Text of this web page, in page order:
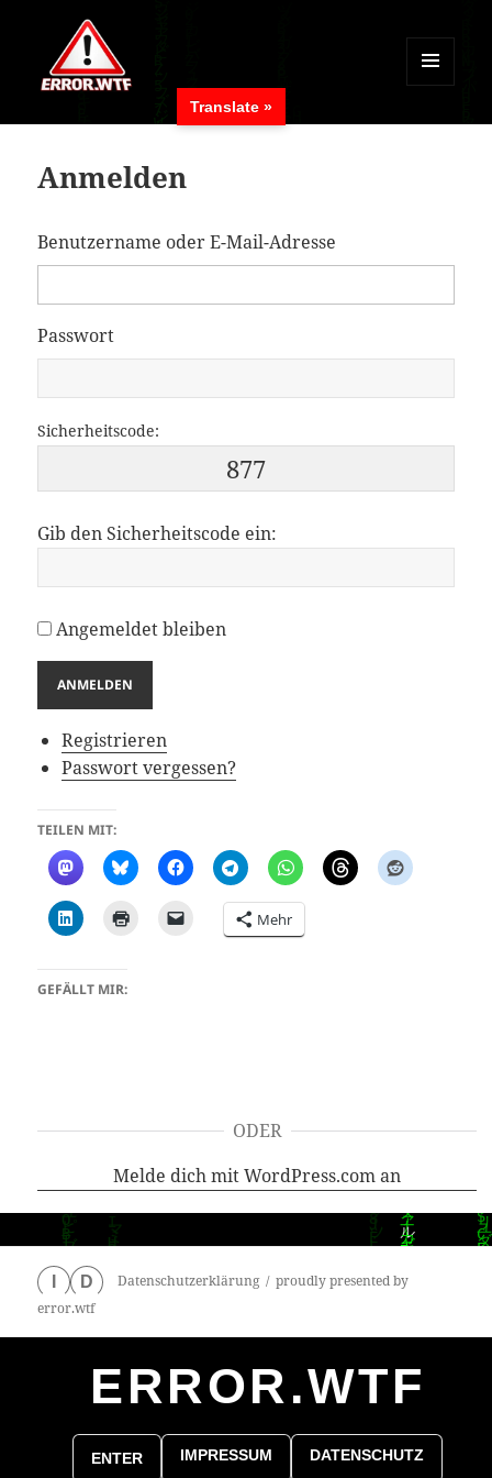
MENÜ
WIDGETS
Anmelden
Benutzername oder E-Mail-Adresse
Passwort
ODER
Melde dich mit WordPress.com an
Sicherheitscode:
877
Gib den Sicherheitscode ein:
Angemeldet bleiben
ANMELDEN
Registrieren
Passwort vergessen?
TEILEN MIT:
Mehr
GEFÄLLT MIR:
D Datenschutzerklärung
proudly presented by
error.wtf
ERROR.WTF
ENTER IMPRESSUM DATENSCHUTZ
Translate »